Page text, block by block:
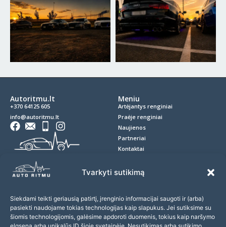
Tvarkyti sutikimą
Siekdami teikti geriausią patirtį, įrenginio informacijai saugoti ir (arba)
pasiekti naudojame tokias technologijas kaip slapukus. Jei sutiksime su
šiomis technologijomis, galėsime apdoroti duomenis, tokius kaip naršymo
Autoritmu.lt
+370 64125 605
info@autoritmu.lt
Meniu
Artėjantys renginiai
Praėje renginiai
Naujienos
Partneriai
Kontaktai
D.U.K.
Prenumerata
Prenumeruokite naujienlaiškį ir nepraleiskite įdomių
renginių!